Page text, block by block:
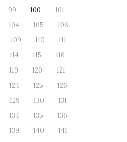
99 100
101
104 105
106
109 110
111
114 115
116
119 120
121
124 125
126
129 130
131
134 135
136
139 140
141